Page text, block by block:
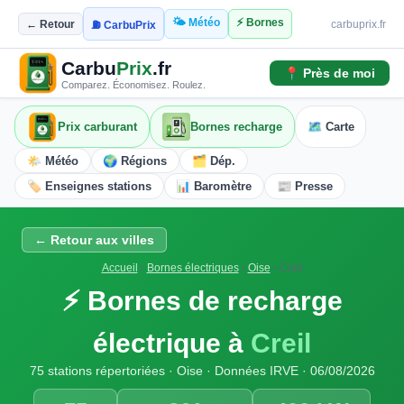
← Retour ⛽ CarbuPrix 🌤️ Météo ⚡ Bornes carbuprix.fr
CarbuPrix.fr
Comparez. Économisez. Roulez.
📍 Près de moi
Prix carburant Bornes recharge 🗺️ Carte
🌤️ Météo 🌍 Régions
🗂️ Dép.
🏷️ Enseignes stations
📊 Baromètre 📰 Presse
← Retour aux villes
Accueil › Bornes électriques› Oise › Creil
⚡ Bornes de recharge
électrique à Creil
75 stations répertoriées · Oise · Données IRVE · 06/08/2026